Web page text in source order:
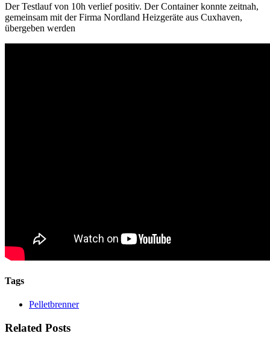
Der Testlauf von 10h verlief positiv. Der Container konnte zeitnah,
gemeinsam mit der Firma Nordland Heizgeräte aus Cuxhaven,
übergeben werden
Tags
Pelletbrenner
Related Posts